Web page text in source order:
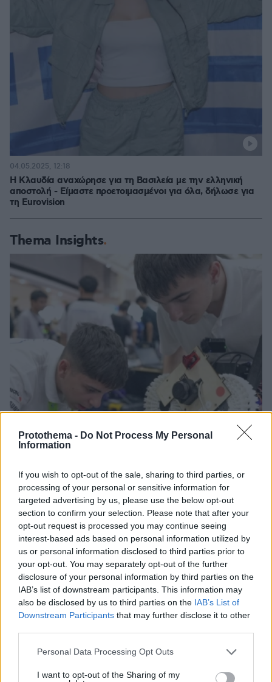
Protothema - Do Not Process My Personal
Information
If you wish to opt-out of the sale, sharing to third parties, or
processing of your personal or sensitive information for
targeted advertising by us, please use the below opt-out
section to confirm your selection. Please note that after your
opt-out request is processed you may continue seeing
interest-based ads based on personal information utilized by
us or personal information disclosed to third parties prior to
your opt-out. You may separately opt-out of the further
disclosure of your personal information by third parties on the
IAB’s list of downstream participants. This information may
also be disclosed by us to third parties on the IAB’s List of
Downstream Participants that may further disclose it to other
Please note that this website/app uses one or more Google
not limited to your visit or usage behaviour. You may click to
Personal Data Processing Opt Outs
I want to opt-out of the Sharing of my
Η Κλαυδία αναχώρησε για τη Βασιλεία με την ελληνική
αποστολή - Είμαστε προετοιμασμένοι για όλα, δήλωσε για
τη Eurovision
04.05.2025, 12:18
Thema Insights
Πώς μια απλή ιδέα εξελίχθηκε σε κορυφαίο θεσμό
ρομποτικής στην Ελλάδα
04.08.2026, 11:20
Από μαθητής, φοιτητής σε άλλη πόλη!
06.08.2026, 10:52
26.07.2026, 09:54
ΣΧΟΛΙΑ(25)